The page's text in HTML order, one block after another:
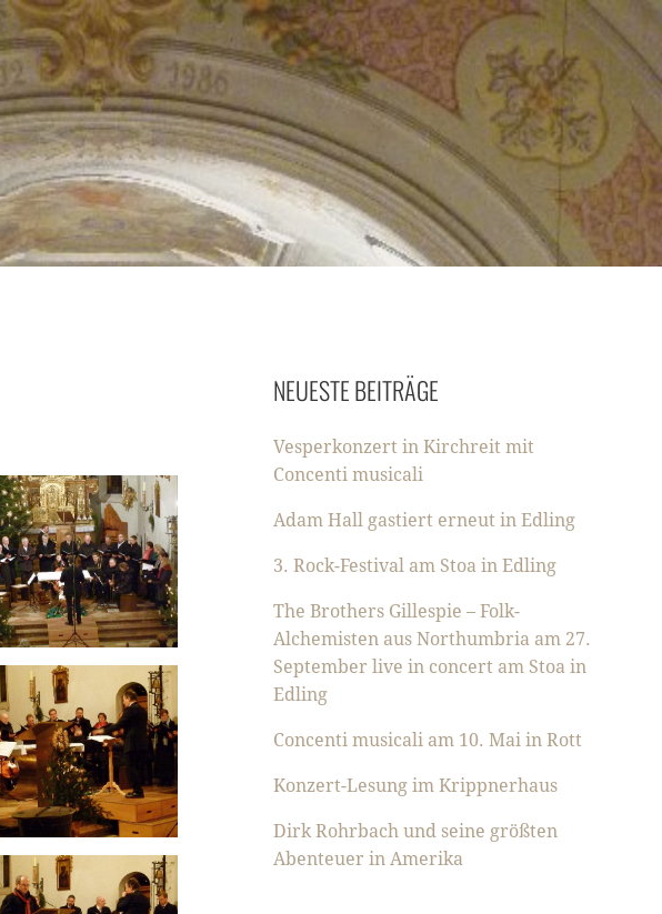
NEUESTE BEITRÄGE
Vesperkonzert in Kirchreit mit
Concenti musicali
Adam Hall gastiert erneut in Edling
3. Rock-Festival am Stoa in Edling
The Brothers Gillespie – Folk-
Alchemisten aus Northumbria am 27.
September live in concert am Stoa in
Edling
Concenti musicali am 10. Mai in Rott
Konzert-Lesung im Krippnerhaus
Dirk Rohrbach und seine größten
Abenteuer in Amerika